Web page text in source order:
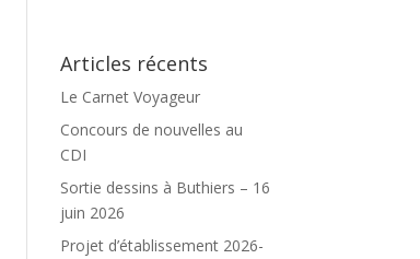
Articles récents
Le Carnet Voyageur
Concours de nouvelles au
CDI
Sortie dessins à Buthiers – 16
juin 2026
Projet d’établissement 2026-